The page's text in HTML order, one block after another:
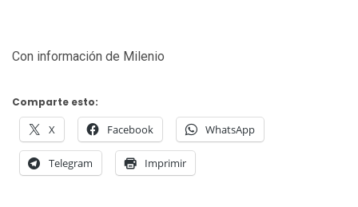
Con información de Milenio
Comparte esto:
X Facebook WhatsApp
Telegram Imprimir